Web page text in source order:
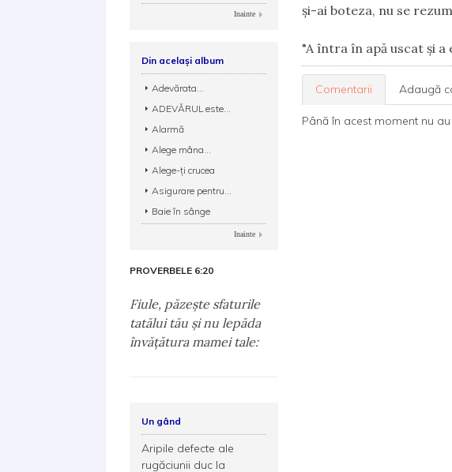
şi-ai boteza, nu se
"A întra în apă uscat şi a
Comentarii Adaugă
Până în acest moment nu
Inainte
Din același album
Adevărata...
ADEVĂRUL este...
Alarmă
Alege mâna...
Alege-ţi crucea
Asigurare pentru...
Baie în sânge
Inainte
PROVERBELE 6:20
Fiule, păzeşte sfaturile
tatălui tău şi nu lepăda
învăţătura mamei tale:
Un gând
Aripile defecte ale
rugăciunii duc la